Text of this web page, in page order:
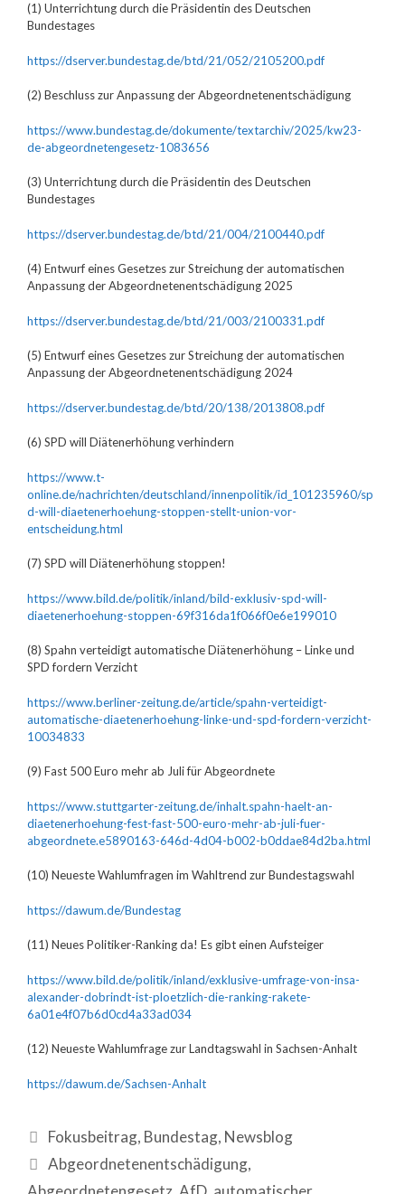
(1) Unterrichtung durch die Präsidentin des Deutschen
Bundestages
https://dserver.bundestag.de/btd/21/052/2105200.pdf
(2) Beschluss zur Anpassung der Abgeordneten­entschädigung
https://www.bundestag.de/dokumente/textarchiv/2025/kw23-
de-abgeordnetengesetz-1083656
(3) Unterrichtung durch die Präsidentin des Deutschen
Bundestages
https://dserver.bundestag.de/btd/21/004/2100440.pdf
(4) Entwurf eines Gesetzes zur Streichung der automatischen
Anpassung der Abgeordnetenentschädigung 2025
https://dserver.bundestag.de/btd/21/003/2100331.pdf
(5) Entwurf eines Gesetzes zur Streichung der automatischen
Anpassung der Abgeordnetenentschädigung 2024
https://dserver.bundestag.de/btd/20/138/2013808.pdf
(6) SPD will Diätenerhöhung verhindern
https://www.t-
online.de/nachrichten/deutschland/innenpolitik/id_101235960/sp
d-will-diaetenerhoehung-stoppen-stellt-union-vor-
entscheidung.html
(7) SPD will Diätenerhöhung stoppen!
https://www.bild.de/politik/inland/bild-exklusiv-spd-will-
diaetenerhoehung-stoppen-69f316da1f066f0e6e199010
(8) Spahn verteidigt automatische Diätenerhöhung – Linke und
SPD fordern Verzicht
https://www.berliner-zeitung.de/article/spahn-verteidigt-
automatische-diaetenerhoehung-linke-und-spd-fordern-verzicht-
10034833
(9) Fast 500 Euro mehr ab Juli für Abgeordnete
https://www.stuttgarter-zeitung.de/inhalt.spahn-haelt-an-
diaetenerhoehung-fest-fast-500-euro-mehr-ab-juli-fuer-
abgeordnete.e5890163-646d-4d04-b002-b0ddae84d2ba.html
(10) Neueste Wahlumfragen im Wahltrend zur Bundestagswahl
https://dawum.de/Bundestag
(11) Neues Politiker-Ranking da! Es gibt einen Aufsteiger
https://www.bild.de/politik/inland/exklusive-umfrage-von-insa-
alexander-dobrindt-ist-ploetzlich-die-ranking-rakete-
6a01e4f07b6d0cd4a33ad034
(12) Neueste Wahlumfrage zur Landtagswahl in Sachsen-Anhalt
https://dawum.de/Sachsen-Anhalt
Fokusbeitrag, Bundestag, Newsblog
Abgeordnetenentschädigung,